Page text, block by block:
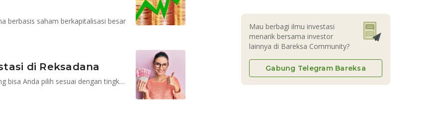
berbasis saham berkapitalisasi besar
di Reksadana
Investasi reksadana memiliki berbagai macam jenis yang bisa Anda pilih sesuai dengan tingkat toleransi Anda terhadap risiko
Mau berbagi ilmu investasi
menarik bersama investor
lainnya di Bareksa Community?
Gabung Telegram Bareksa